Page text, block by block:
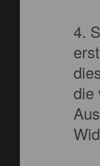
4.
die